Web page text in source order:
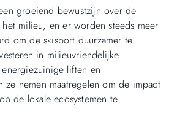
groeiend bewustzijn over de
milieu, en er worden steeds meer
om de skisport duurzamer te
in milieuvriendelijke
liften en
ze nemen maatregelen om de impact
de lokale ecosystemen te